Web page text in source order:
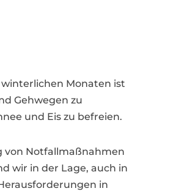
Monaten ist
Gehwegen zu
und Eis zu befreien.
von Notfallmaßnahmen
wir in der Lage, auch in
in